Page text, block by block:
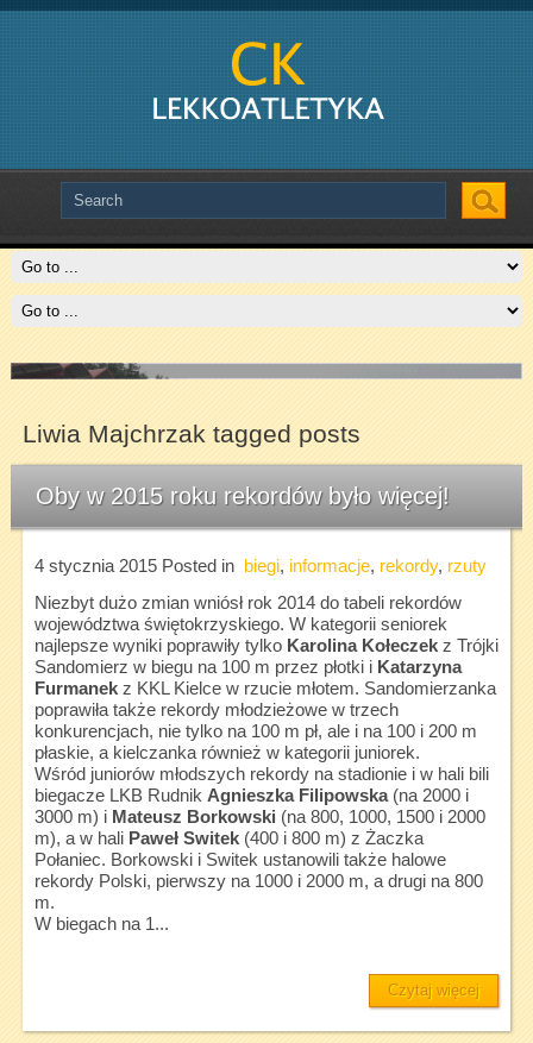
Slide # 2
Czytaj więcej
Liwia Majchrzak tagged posts
Oby w 2015 roku rekordów było więcej!
4 stycznia 2015Posted in biegi, informacje, rekordy, rzuty
Niezbyt dużo zmian wniósł rok 2014 do tabeli rekordów
województwa świętokrzyskiego. W kategorii seniorek
najlepsze wyniki poprawiły tylko Karolina Kołeczekz Trójki
Sandomierz w biegu na 100 m przez płotki i Katarzyna
Furmanekz KKL Kielce w rzucie młotem. Sandomierzanka
poprawiła także rekordy młodzieżowe w trzech
konkurencjach, nie tylko na 100 m pł, ale i na 100 i 200 m
płaskie, a kielczanka również w kategorii juniorek.
Wśród juniorów młodszych rekordy na stadionie i w hali bili
biegacze LKB Rudnik Agnieszka Filipowska(na 2000 i
3000 m) i Mateusz Borkowski (na 800, 1000, 1500 i 2000
m), a w hali Paweł Switek(400 i 800 m) z Żaczka
Połaniec. Borkowski i Switek ustanowili także halowe
rekordy Polski, pierwszy na 1000 i 2000 m, a drugi na 800
m.
W biegach na 1...
Czytaj więcej